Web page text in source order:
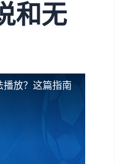
和无
播放？这篇指南